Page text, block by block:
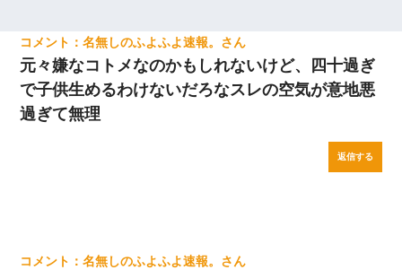
名無しのふよふよ速報。
元々嫌なコトメなのかもしれないけど、四十過ぎ
で子供生めるわけないだろなスレの空気が意地悪
過ぎて無理
返信する
名無しのふよふよ速報。